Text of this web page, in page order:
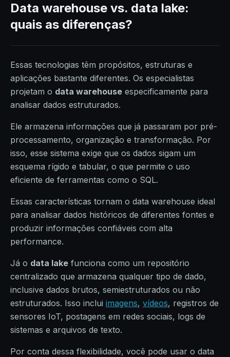
Data warehouse vs. data lake:
quais as diferenças?
Essas tecnologias têm propósitos, estruturas e
aplicações bastante diferentes. Os especialistas
projetam o data warehouse especificamente para
analisar dados estruturados.
Ele armazena informações que já passaram por pré-
processamento, organização e transformação. Por
isso, esse sistema exige que os dados sigam um
esquema rígido e tabular, o que permite o uso
eficiente de ferramentas como o SQL.
Essas características tornam o data warehouse ideal
para analisar dados históricos de diferentes fontes e
produzir informações confiáveis com alta
performance.
Já o data lake funciona como um repositório
centralizado que armazena qualquer tipo de dado,
inclusive dados brutos, semiestruturados ou não
estruturados. Isso inclui imagens, vídeos, registros de
sensores IoT, postagens em redes sociais, logs de
sistemas e arquivos de texto.
Por conta dessa flexibilidade, você pode usar o data